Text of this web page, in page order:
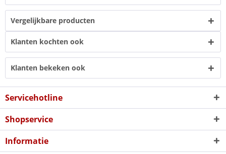
Vergelijkbare producten
Klanten kochten ook
Klanten bekeken ook
Servicehotline
Shopservice
Informatie